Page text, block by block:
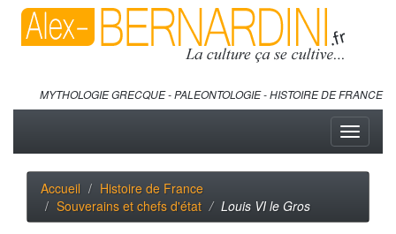
MYTHOLOGIE GRECQUE - PALEONTOLOGIE - HISTOIRE DE FRANCE
Toggle
Accueil
Histoire de France
Souverains et chefs d'état
Louis VI le Gros